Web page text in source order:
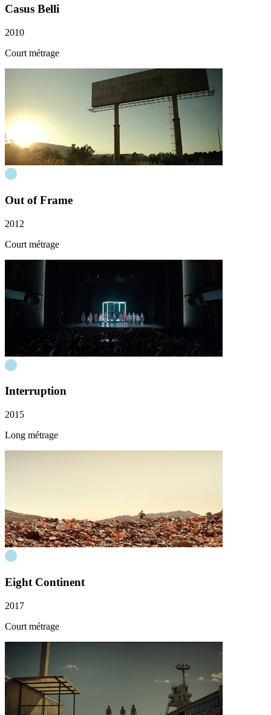
Casus Belli
2010
Court métrage
Out of Frame
2012
Court métrage
Interruption
2015
Long métrage
Eight Continent
2017
Court métrage